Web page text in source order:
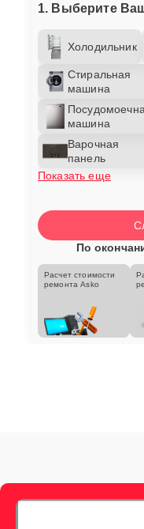
1. Выберите
Холодильник
Стиральная
машина
машина
Варочная
панель
Показать еще
По
Расчет стоимости
ремонта Asko